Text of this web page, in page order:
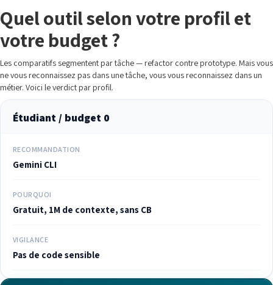
Quel outil selon votre profil et
votre budget ?
Les comparatifs segmentent par tâche — refactor contre prototype. Mais vous
ne vous reconnaissez pas dans une tâche, vous vous reconnaissez dans un
métier. Voici le verdict par profil.
Étudiant / budget 0
RECOMMANDATION
Gemini CLI
POURQUOI
Gratuit, 1M de contexte, sans CB
VIGILANCE
Pas de code sensible